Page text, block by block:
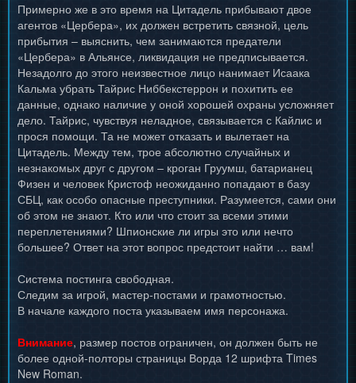
Примерно же в это время на Цитадель прибывают двое
агентов «Цербера», их должен встретить связной, цель
прибытия – выяснить, чем занимаются предатели
«Цербера» в Альянсе, ликвидация не предписывается.
Незадолго до этого неизвестное лицо нанимает Исаака
Кальма убрать Тайрис Ниббекстеррон и похитить ее
данные, однако наличие у оной хорошей охраны усложняет
дело. Тайрис, чувствуя неладное, связывается с Кайлис и
прося помощи. Та не может отказать и вылетает на
Цитадель. Между тем, трое абсолютно случайных и
незнакомых друг с другом – кроган Груумш, батарианец
Физен и человек Кристоф неожиданно попадают в базу
СБЦ, как особо опасные преступники. Разумеется, сами они
об этом не знают. Кто или что стоит за всеми этими
переплетениями? Шпионские ли игры это или нечто
большее? Ответ на этот вопрос предстоит найти … вам!
Система постинга свободная.
Следим за игрой, мастер-постами и грамотностью.
В начале каждого поста указываем имя персонажа.
Внимание, размер постов ограничен, он должен быть не
более одной-полторы страницы Ворда 12 шрифта Times
New Roman.